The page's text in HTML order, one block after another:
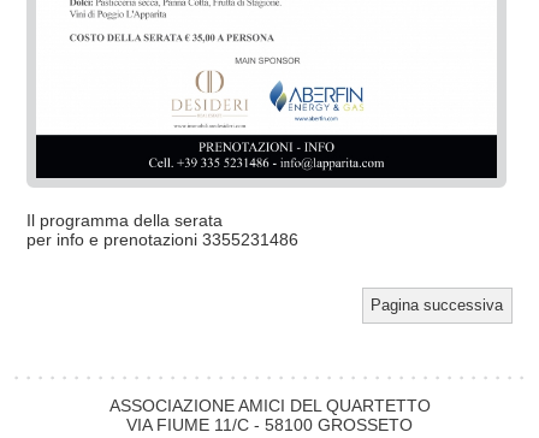
Il programma della serata
per info e prenotazioni 3355231486
Pagina successiva
ASSOCIAZIONE AMICI DEL QUARTETTO
VIA FIUME 11/C - 58100 GROSSETO